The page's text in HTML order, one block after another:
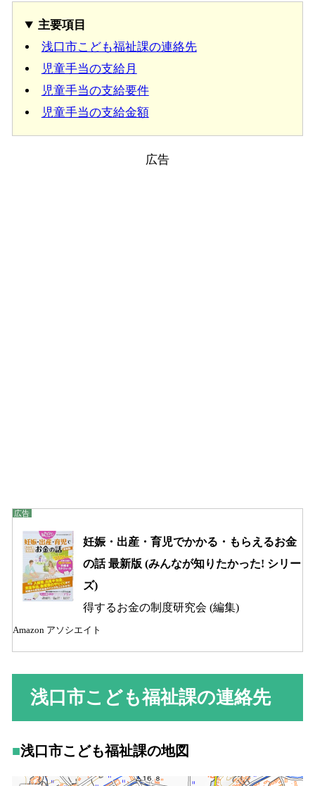
主要項目
浅口市こども福祉課の連絡先
児童手当の支給月
児童手当の支給要件
児童手当の支給金額
妊娠・出産・育児でかかる・もらえるお金
の話 最新版 (みんなが知りたかった! シリー
ズ)
得するお金の制度研究会 (編集)
Amazon アソシエイト
浅口市こども福祉課の連絡先
浅口市こども福祉課の地図